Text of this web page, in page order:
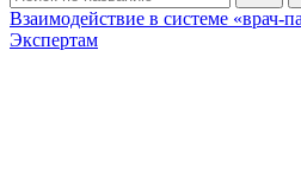
Взаимодействие в системе «врач-
Экспертам